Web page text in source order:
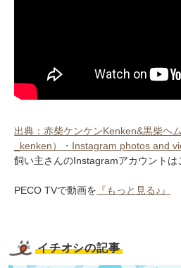
出典：赤柴ケンケンKenken&黒柴ヘ
_kenken）・Instagram photos and
飼い主さんのInstagramアカウントは
PECO TVで動画を 『もっと見る♪』
イチオシの記事